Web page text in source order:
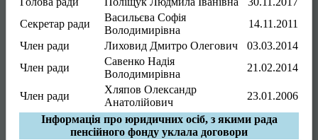
Секретар ради
Васильєва Софія
Володимирівна
14.11.2011
Член ради
Лиховид Дмитро Олегович
03.03.2014
Член ради
Савенко Надія
Володимирівна
21.02.2014
Член ради
Хляпов Олександр
Анатолійович
23.01.2006
Інформація про юридичних осіб, з якими рада
пенсійного фонду уклала договори